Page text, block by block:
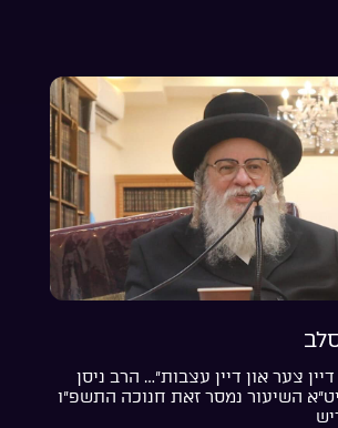
צער און דיין עצבות”… הרב ניסן
השיעור נמסר זאת חנוכה התשפ”ו